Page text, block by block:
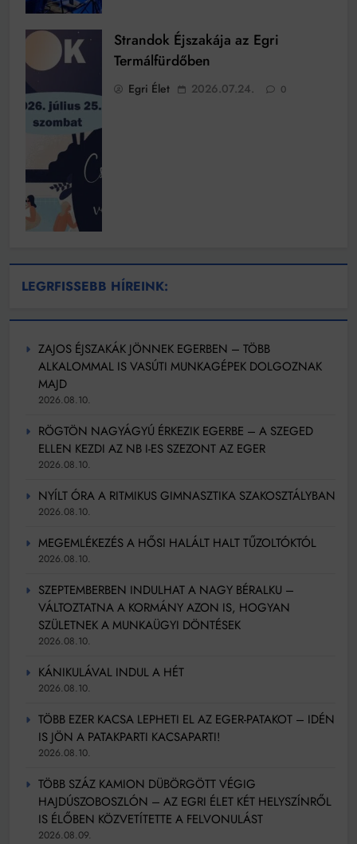
Strandok Éjszakája az Egri
Termálfürdőben
Egri Élet 2026.07.24. 0
LEGRFISSEBB HÍREINK:
ZAJOS ÉJSZAKÁK JÖNNEK EGERBEN – TÖBB
ALKALOMMAL IS VASÚTI MUNKAGÉPEK DOLGOZNAK
MAJD
2026.08.10.
RÖGTÖN NAGYÁGYÚ ÉRKEZIK EGERBE – A SZEGED
ELLEN KEZDI AZ NB I-ES SZEZONT AZ EGER
2026.08.10.
NYÍLT ÓRA A RITMIKUS GIMNASZTIKA SZAKOSZTÁLYBAN
2026.08.10.
MEGEMLÉKEZÉS A HŐSI HALÁLT HALT TŰZOLTÓKTÓL
2026.08.10.
SZEPTEMBERBEN INDULHAT A NAGY BÉRALKU –
VÁLTOZTATNA A KORMÁNY AZON IS, HOGYAN
SZÜLETNEK A MUNKAÜGYI DÖNTÉSEK
2026.08.10.
KÁNIKULÁVAL INDUL A HÉT
2026.08.10.
TÖBB EZER KACSA LEPHETI EL AZ EGER-PATAKOT – IDÉN
IS JÖN A PATAKPARTI KACSAPARTI!
2026.08.10.
TÖBB SZÁZ KAMION DÜBÖRGÖTT VÉGIG
HAJDÚSZOBOSZLÓN – AZ EGRI ÉLET KÉT HELYSZÍNRŐL
IS ÉLŐBEN KÖZVETÍTETTE A FELVONULÁST
2026.08.09.